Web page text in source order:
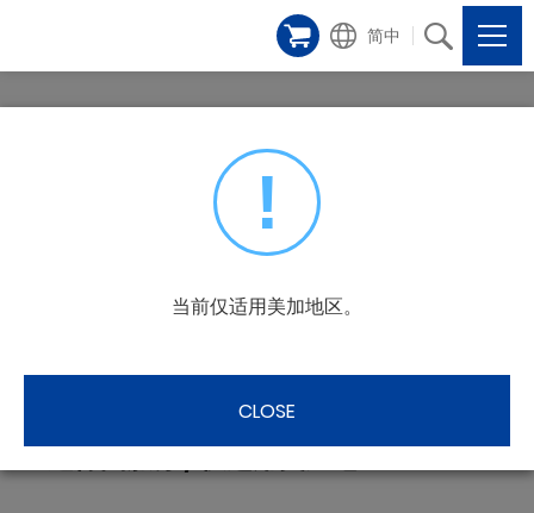
简中
过保固服务 / 仅适用美加地区
!
当前仅适用美加地区。
CLOSE